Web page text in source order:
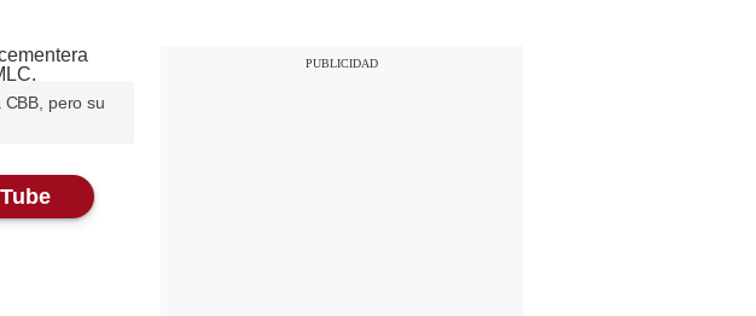
pero su